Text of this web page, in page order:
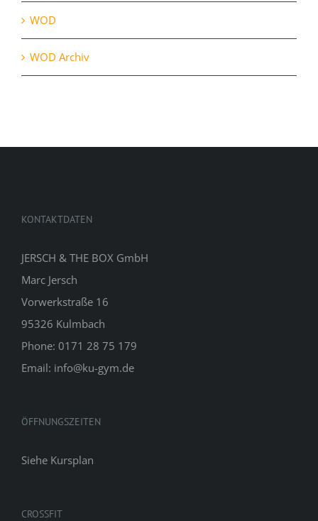
WOD
WOD Archiv
KONTAKTDATEN
JERSCH & THE BOX GmbH
Marc Jersch
Vorwerkstraße 16
95326 Kulmbach
Phone: 0171 28 75 179
Email: info@ku-gym.de
ÖFFNUNGSZEITEN
Siehe Kursplan
CROSSFIT